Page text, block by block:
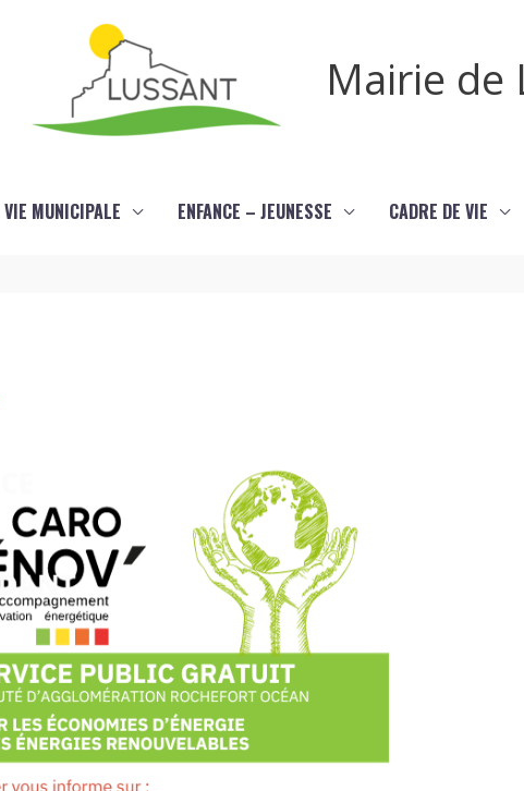
Mairie de
VIE MUNICIPALE ENFANCE – JEUNESSE CADRE DE VIE